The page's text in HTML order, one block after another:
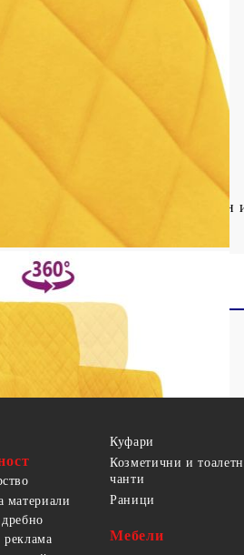
се с риска от открит
материали
Куфари
Козметични и
чанти
Раници
Мебели